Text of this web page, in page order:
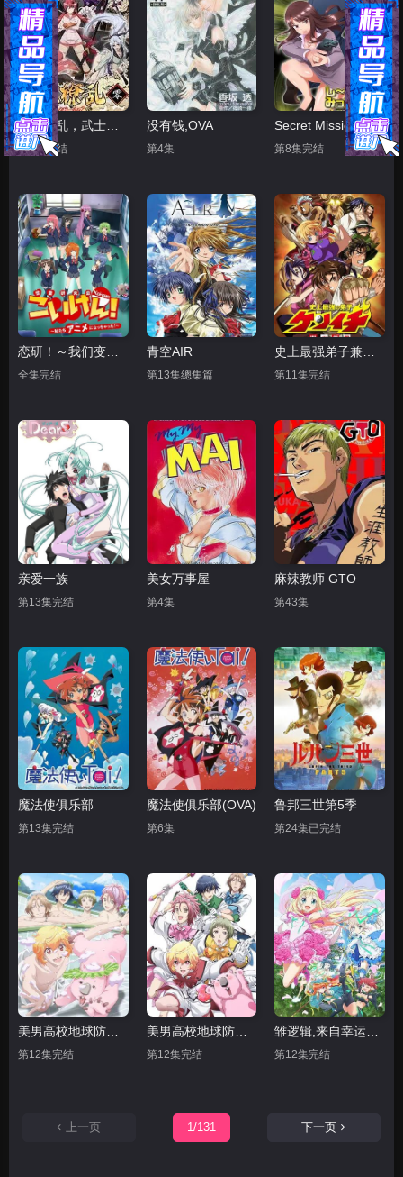
第2集完结
没有钱,OVA
第4集
Secret Mission潜入捜査官绝对不会输
第8集完结
全集完结
青空AIR
第13集總集篇 第11集完结
亲爱一族
第13集完结
美女万事屋
第4集
麻辣教师 GTO
第43集
魔法使俱乐部
第13集完结
魔法使俱乐部(OVA)
第6集
鲁邦三世第5季
第24集已完结
美男高校地球防卫部LOVE 第二季
第12集完结
美男高校地球防卫部LOVE
第12集完结
雏逻辑,来自幸运逻辑
第12集完结
上一页 1/131 下一页